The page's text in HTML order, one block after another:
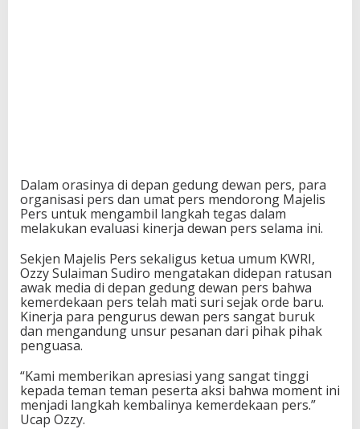
Dalam orasinya di depan gedung dewan pers, para
organisasi pers dan umat pers mendorong Majelis
Pers untuk mengambil langkah tegas dalam
melakukan evaluasi kinerja dewan pers selama ini.
Sekjen Majelis Pers sekaligus ketua umum KWRI,
Ozzy Sulaiman Sudiro mengatakan didepan ratusan
awak media di depan gedung dewan pers bahwa
kemerdekaan pers telah mati suri sejak orde baru.
Kinerja para pengurus dewan pers sangat buruk
dan mengandung unsur pesanan dari pihak pihak
penguasa.
“Kami memberikan apresiasi yang sangat tinggi
kepada teman teman peserta aksi bahwa moment ini
menjadi langkah kembalinya kemerdekaan pers.”
Ucap Ozzy.